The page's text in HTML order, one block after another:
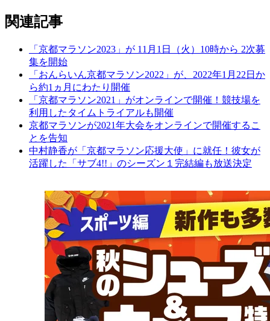
関連記事
「京都マラソン2023」が 11月1日（火）10時から 2次募
集を開始
「おんらいん京都マラソン2022」が、2022年1月22日か
ら約1ヵ月にわたり開催
「京都マラソン2021」がオンラインで開催！競技場を
利用したタイムトライアルも開催
京都マラソンが2021年大会をオンラインで開催するこ
とを告知
中村静香が「京都マラソン応援大使」に就任！彼女が
活躍した「サブ4!!」のシーズン１完結編も放送決定